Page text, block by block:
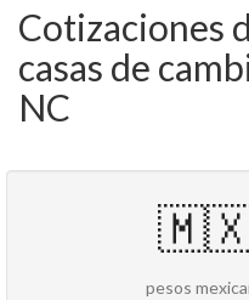
Cotizaciones
casas de
NC
🇲🇽
pesos